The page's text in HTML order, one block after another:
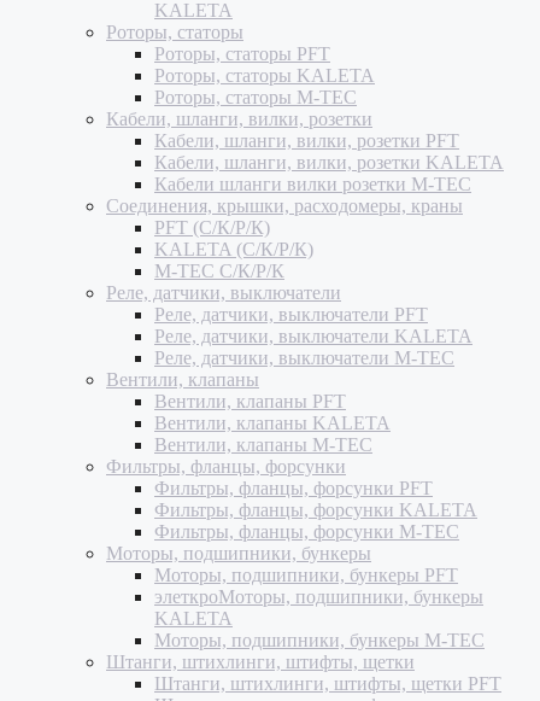
KALETA
Роторы, статоры
Роторы, статоры PFT
Роторы, статоры KALETA
Роторы, статоры M-TEC
Кабели, шланги, вилки, розетки
Кабели, шланги, вилки, розетки PFT
Кабели, шланги, вилки, розетки KALETA
Кабели шланги вилки розетки M-TEC
Соединения, крышки, расходомеры, краны
PFT (С/К/Р/К)
KALETA (С/К/Р/К)
M-TEC С/К/Р/К
Реле, датчики, выключатели
Реле, датчики, выключатели PFT
Реле, датчики, выключатели KALETA
Реле, датчики, выключатели M-TEC
Вентили, клапаны
Вентили, клапаны PFT
Вентили, клапаны KALETA
Вентили, клапаны M-TEC
Фильтры, фланцы, форсунки
Фильтры, фланцы, форсунки PFT
Фильтры, фланцы, форсунки KALETA
Фильтры, фланцы, форсунки M-TEC
Моторы, подшипники, бункеры
Моторы, подшипники, бункеры PFT
элеткроМоторы, подшипники, бункеры
KALETA
Моторы, подшипники, бункеры M-TEC
Штанги, штихлинги, штифты, щетки
Штанги, штихлинги, штифты, щетки PFT